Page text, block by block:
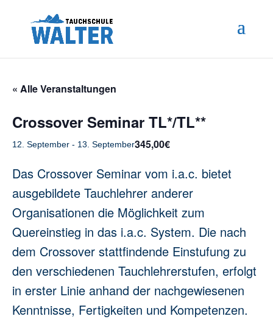
« Alle Veranstaltungen
Crossover Seminar TL*/TL**
12. September - 13. September345,00€
Das Crossover Seminar vom i.a.c. bietet
ausgebildete Tauchlehrer anderer
Organisationen die Möglichkeit zum
Quereinstieg in das i.a.c. System. Die nach
dem Crossover stattfindende Einstufung zu
den verschiedenen Tauchlehrerstufen, erfolgt
in erster Linie anhand der nachgewiesenen
Kenntnisse, Fertigkeiten und Kompetenzen.